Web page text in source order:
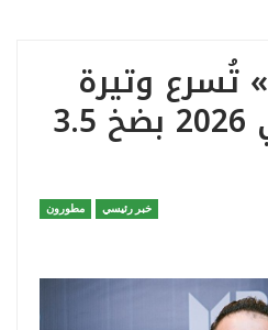
شركة «MBG» تُسرع وتيرة
الإنشاءات في 2026 بضخ 3.5
خبر رئيسي مطورون